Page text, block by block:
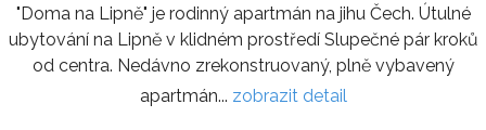
"Doma na Lipně" je rodinný apartmán na jihu Čech. Útulné
ubytování na Lipně v klidném prostředí Slupečné pár kroků
od centra. Nedávno zrekonstruovaný, plně vybavený
apartmán... zobrazit detail